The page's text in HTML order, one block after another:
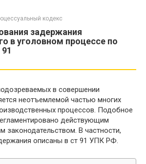
кодекс
задержания
в уголовном процессе по
в совершении
неотъемлемой частью многих
процессов. Подобное
действующим
законодательством. В частности,
описаны в ст 91 УПК РФ.